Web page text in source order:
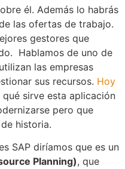
él. Además lo habrás
las ofertas de trabajo.
gestores que
Hablamos de uno de
las empresas
sus recursos. Hoy
qué sirve esta aplicación
pero que
historia.
SAP diríamos que es un
Planning), que